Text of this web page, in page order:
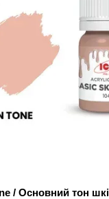
/ Основний тон